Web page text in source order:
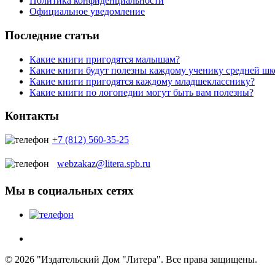
Официальное уведомление
Последние статьи
Какие книги пригодятся малышам?
Какие книги будут полезны каждому ученику средней
Какие книги пригодятся каждому младшекласснику?
Какие книги по логопедии могут быть вам полезны?
Контакты
+7 (812) 560-35-25
webzakaz@litera.spb.ru
Мы в социальных сетях
© 2026 "Издательский Дом "Литера". Все права защищены.